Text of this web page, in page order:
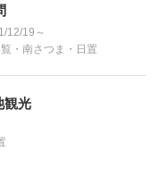
12/19～
・南さつま・日置
観光